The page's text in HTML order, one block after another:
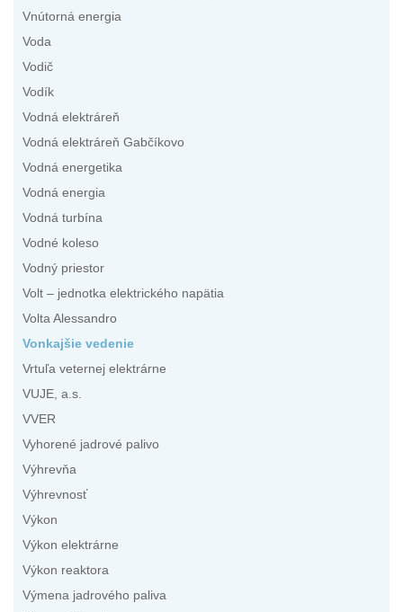
Vnútorná energia
Voda
Vodič
Vodík
Vodná elektráreň
Vodná elektráreň Gabčíkovo
Vodná energetika
Vodná energia
Vodná turbína
Vodné koleso
Vodný priestor
Volt – jednotka elektrického napätia
Volta Alessandro
Vonkajšie vedenie
Vrtuľa veternej elektrárne
VUJE, a.s.
VVER
Vyhorené jadrové palivo
Výhrevňa
Výhrevnosť
Výkon
Výkon elektrárne
Výkon reaktora
Výmena jadrového paliva